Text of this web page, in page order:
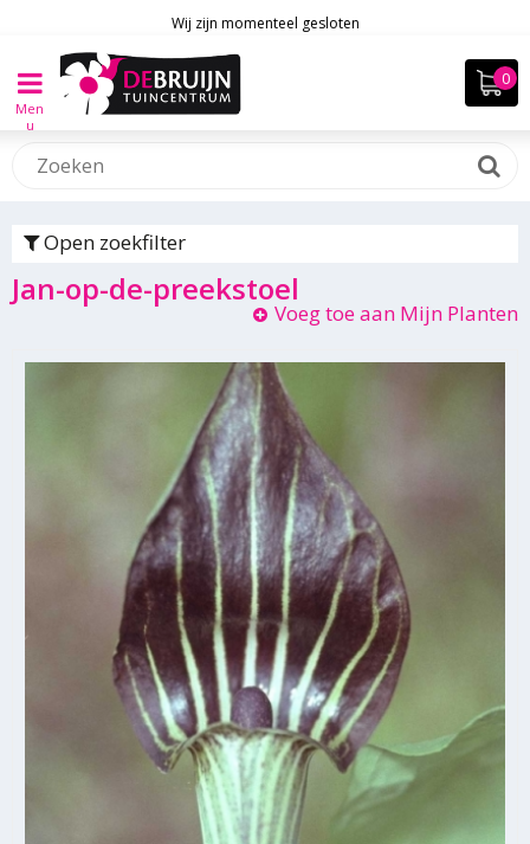
Men
u
Wij zijn momenteel gesloten
Open zoekfilter
Jan-op-de-preekstoel
Voeg toe aan Mijn Planten